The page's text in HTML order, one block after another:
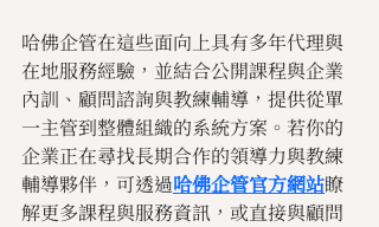
哈佛企管在這些面向上具有多年代理與
在地服務經驗，並結合公開課程與企業
內訓、顧問諮詢與教練輔導，提供從單
一主管到整體組織的系統方案。若你的
企業正在尋找長期合作的領導力與教練
輔導夥伴，可透過哈佛企管官方網站瞭
解更多課程與服務資訊，或直接與顧問